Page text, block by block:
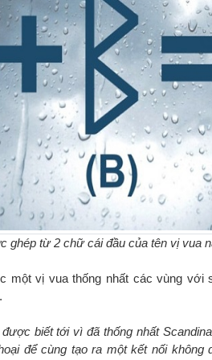
ghép từ 2 chữ cái đầu của tên vị vua
một vị vua thống nhất các vùng với
được biết tới vì đã thống nhất
để cùng tạo ra một kết nối không